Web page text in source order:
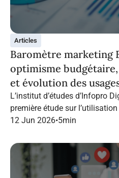
Articles
Baromètre marketing
optimisme
et évolution des
L’institut d’études d’Infopro
première étude sur
dans le marketing B2B.
12 Jun 2026•5min